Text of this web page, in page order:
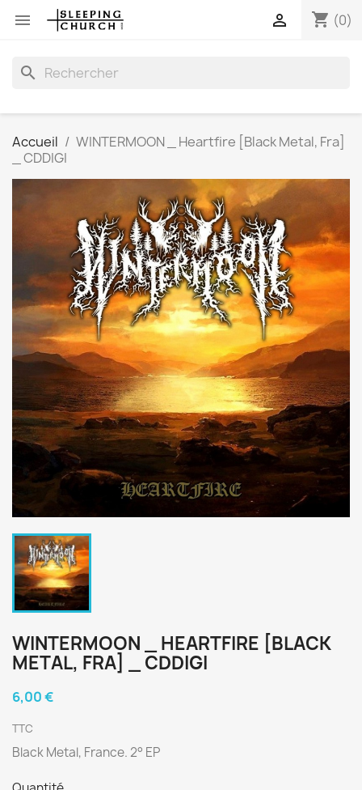
 shopping_cart (0)

search
Accueil
WINTERMOON _ Heartfire [Black Metal, Fra]
_ CDDIGI
WINTERMOON _ HEARTFIRE [BLACK
METAL, FRA] _ CDDIGI
6,00 €
TTC
Black Metal, France. 2° EP